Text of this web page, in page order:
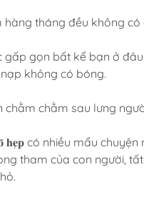
tháng đều không có
gấp gọn bất kể bạn ở
không có bóng.
chằm chằm sau lưng
𝐡𝐞̣𝐩 có nhiều mẩu
tham của con người,